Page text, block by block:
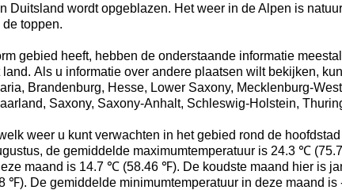
Duitsland wordt opgeblazen. Het weer in de Alpen is
toppen.
gebied heeft, hebben de onderstaande informatie
Als u informatie over andere plaatsen wilt bekijken,
, Brandenburg, Hesse, Lower Saxony, Mecklenburg-
, Saxony, Saxony-Anhalt, Schleswig-Holstein,
weer u kunt verwachten in het gebied rond de
de gemiddelde maximumtemperatuur is 24.3 ℃
maand is 14.7 ℃ (58.46 ℉). De koudste maand hier is
℉). De gemiddelde minimumtemperatuur in deze maand